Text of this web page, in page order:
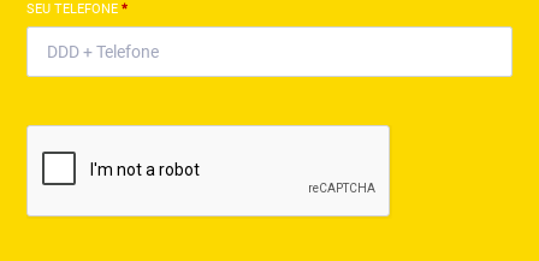
SEU TELEFONE*